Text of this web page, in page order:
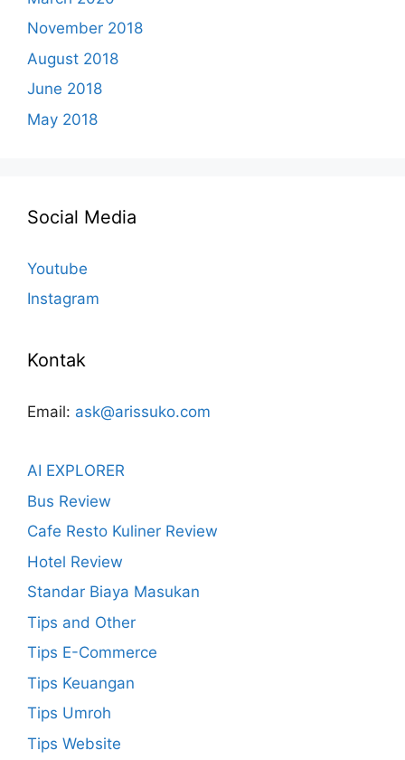
November 2018
August 2018
June 2018
May 2018
Social Media
Youtube
Instagram
Kontak
Email: ask@arissuko.com
AI EXPLORER
Bus Review
Cafe Resto Kuliner Review
Hotel Review
Standar Biaya Masukan
Tips and Other
Tips E-Commerce
Tips Keuangan
Tips Umroh
Tips Website